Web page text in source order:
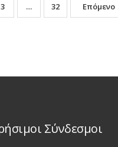
3 … 32 Επόμενο
Σύνδεσμοι